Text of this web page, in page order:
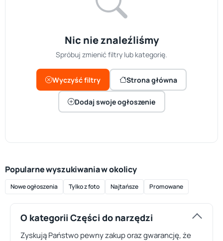
Nic nie znaleźliśmy
Spróbuj zmienić filtry lub kategorię.
Wyczyść filtry Strona główna
Dodaj swoje ogłoszenie
Popularne wyszukiwania w okolicy
Nowe ogłoszenia Tylko z foto Najtańsze Promowane
O kategorii Części do narzędzi
Zyskują Państwo pewny zakup oraz gwarancję, że